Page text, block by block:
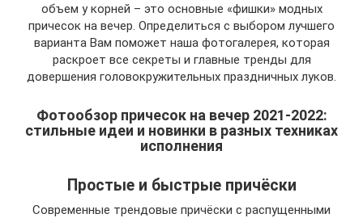
объем у корней – это основные «фишки» модных
причесок на вечер. Определиться с выбором лучшего
варианта Вам поможет наша фотогалерея, которая
раскроет все секреты и главные тренды для
довершения головокружительных праздничных луков.
Фотообзор причесок на вечер 2021-2022:
стильные идеи и новинки в разных техниках
исполнения
Простые и быстрые причёски
Современные трендовые причёски с распущенными